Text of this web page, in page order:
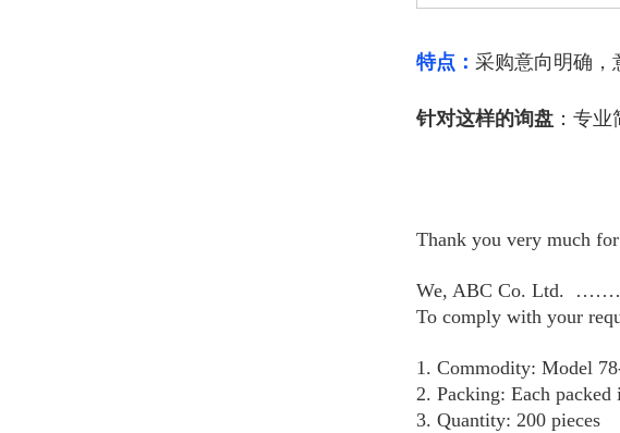
特点： 采购意向明确，
针对这样的询盘 ：专
Thank you very much
We, ABC Co. Ltd.
To comply with your
1. Commodity: Model
2. Packing: Each
3. Quantity: 200 pieces